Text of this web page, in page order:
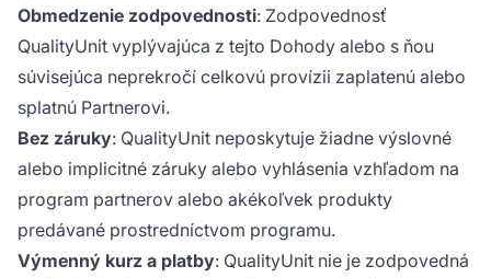
Obmedzenie zodpovednosti: Zodpovednosť
QualityUnit vyplývajúca z tejto Dohody alebo s ňou
súvisejúca neprekročí celkovú provízii zaplatenú alebo
splatnú Partnerovi.
Bez záruky: QualityUnit neposkytuje žiadne výslovné
alebo implicitné záruky alebo vyhlásenia vzhľadom na
program partnerov alebo akékoľvek produkty
predávané prostredníctvom programu.
Výmenný kurz a platby: QualityUnit nie je zodpovedná